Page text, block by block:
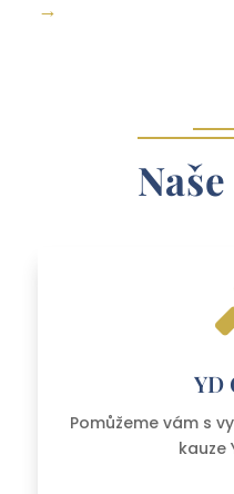
→
YD
Pomůžeme vám s
kauze